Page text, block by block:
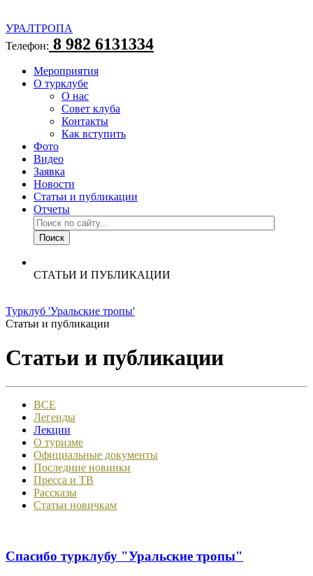
УРАЛТРОПА
Телефон: 8 982 6131334
Мероприятия
О турклубе
О нас
Совет клуба
Контакты
Как вступить
Фото
Видео
Заявка
Новости
Статьи и публикации
Отчеты
СТАТЬИ И ПУБЛИКАЦИИ
Турклуб 'Уральские тропы'
Статьи и публикации
Статьи и публикации
ВСЕ
Легенды
Лекции
О туризме
Официальные документы
Последние новинки
Пресса и ТВ
Рассказы
Статьи новичкам
Спасибо турклубу "Уральские тропы"